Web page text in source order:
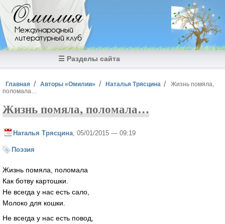
Перейти к основному содержанию
Омилия
Международный
литературный клуб
☰ Разделы сайта
Вы здесь
Главная Авторы «Омилии» Наталья Трясцина
Жизнь помяла,
поломала…
Жизнь помяла, поломала…
Наталья Трясцина , 05/01/2015 — 09:19
Поэзия
Жизнь помяла, поломала
Как ботву картошки.
Не всегда у нас есть сало,
Молоко для кошки.
Не всегда у нас есть повод,